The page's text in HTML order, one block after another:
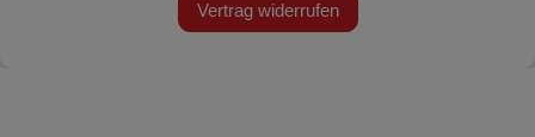
Vertrag widerrufen